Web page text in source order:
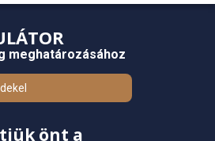
meghatározásához
önt a